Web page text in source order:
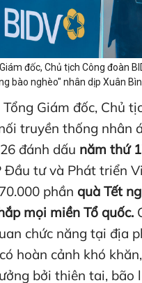
đốc, Chủ tịch Công đoàn
bào nghèo" nhân dịp Xuân
Giám đốc, Chủ
truyền thống nhân
đánh dấu năm thứ
Đầu tư và Phát triển
phần quà Tết
mọi miền Tổ quốc.
chức năng tại địa
hoàn cảnh khó
bởi thiên tai, bão